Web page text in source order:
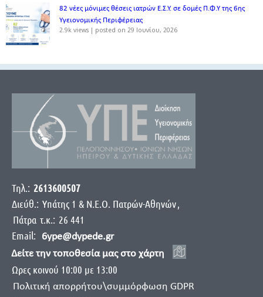
82 νέες μόνιμες θέσεις ιατρών Ε.Σ.Υ. σε δομές Π.Φ.Υ της 6ης
Υγειονομικής Περιφέρειας
2.9k views | posted on 29 Ιουνίου, 2026
Τηλ.: 2613600507
Διεύθ.: Yπάτης 1 & Ν.Ε.Ο. Πατρών-Αθηνών,
Πάτρα τ.κ.: 26 441
Email:
6ype@dypede.gr
Δείτε την τοποθεσία μας στο χάρτη
Ωρες κοινού 10:00 με 13:00
Πολιτική απορρήτου\συμμόρφωση GDPR